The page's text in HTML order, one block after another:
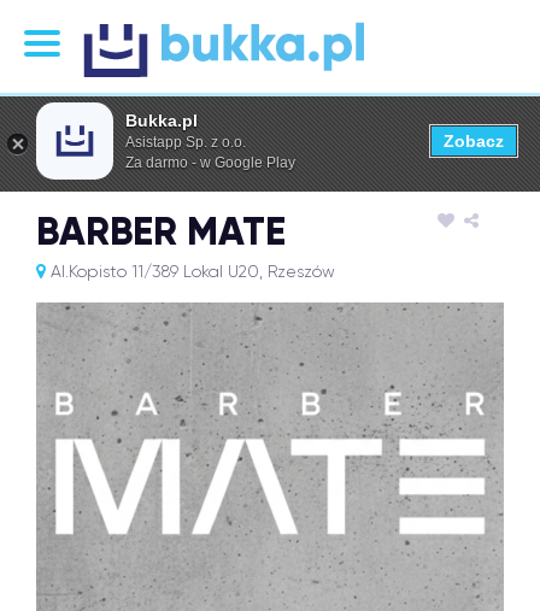
BARBER MATE
Al.Kopisto 11/389 Lokal U20, Rzeszów
Bukka.pl
Asistapp Sp. z o.o.
Za darmo - w Google Play
Zobacz